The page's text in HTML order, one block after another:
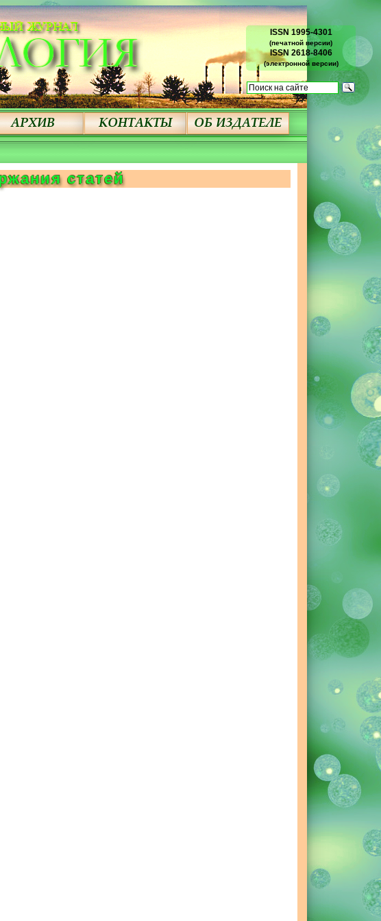
ISSN 1995-4301
(печатной версии)
ISSN 2618-8406
(электронной версии)
статей